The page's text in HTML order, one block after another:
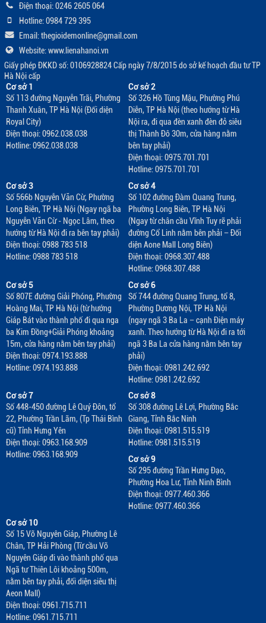
Điện thoại: 0246 2605 064
Hotline: 0984 729 395
Email: thegioidemonline@gmail.com
Website: www.lienahanoi.vn
Giấy phép ĐKKD số: 0106928824 Cấp ngày 7/8/2015 do sở kế hoạch đầu tư TP
Hà Nội cấp
Cơ sở 1
Số 113 đường Nguyễn Trãi, Phường
Thanh Xuân, TP Hà Nội (Đối diện
Royal City)
Điện thoại: 0962.038.038
Hotline: 0962.038.038
Cơ sở 2
Số 326 Hồ Tùng Mậu, Phường Phú
Diễn, TP Hà Nội (theo hướng từ Hà
Nội ra, đi qua đèn xanh đèn đỏ siêu
thị Thành Đô 30m, cửa hàng nằm
bên tay phải)
Điện thoại: 0975.701.701
Hotline: 0975.701.701
Cơ sở 3
Số 566b Nguyễn Văn Cừ, Phường
Long Biên, TP Hà Nội (Ngay ngã ba
Nguyễn Văn Cừ - Ngọc Lâm, theo
hướng từ Hà Nội đi ra bên tay phải)
Điện thoại: 0988 783 518
Hotline: 0988 783 518
Cơ sở 4
Số 102 đường Đàm Quang Trung,
Phường Long Biên, TP Hà Nội
(Ngay từ chân cầu Vĩnh Tuy rẽ phải
đường Cổ Linh nằm bên phải – Đối
diện Aone Mall Long Biên)
Điện thoại: 0968.307.488
Hotline: 0968.307.488
Cơ sở 5
Số 807E đường Giải Phóng, Phường
Hoàng Mai, TP Hà Nội (từ hướng
Giáp Bát vào thành phố đi qua nga
ba Kim Đồng+Giải Phóng khoảng
15m, cửa hàng nằm bên tay phải)
Điện thoại: 0974.193.888
Hotline: 0974.193.888
Cơ sở 6
Số 744 đường Quang Trung, tổ 8,
Phường Dương Nội, TP Hà Nội
(ngay ngã 3 Ba La – cạnh Điện máy
xanh. Theo hướng từ Hà Nội đi ra tới
ngã 3 Ba La cửa hàng nằm bên tay
phải)
Điện thoại: 0981.242.692
Hotline: 0981.242.692
Cơ sở 7
Số 448-450 đường Lê Quý Đôn, tổ
22, Phường Trần Lãm, (Tp Thái Bình
cũ) Tỉnh Hưng Yên
Điện thoại: 0963.168.909
Hotline: 0963.168.909
Cơ sở 8
Số 308 đường Lê Lợi, Phường Bắc
Giang, Tỉnh Bắc Ninh
Điện thoại: 0981.515.519
Hotline: 0981.515.519
Cơ sở 9
Số 295 đường Trần Hưng Đạo,
Phường Hoa Lư, Tỉnh Ninh Bình
Điện thoại: 0977.460.366
Hotline: 0977.460.366
Cơ sở 10
Số 15 Võ Nguyên Giáp, Phường Lê
Chân, TP Hải Phòng (Từ cầu Võ
Nguyên Giáp đi vào thành phố qua
Ngã tư Thiên Lôi khoảng 500m,
nằm bên tay phải, đối diện siêu thị
Aeon Mall)
Điện thoại: 0961.715.711
Hotline: 0961.715.711